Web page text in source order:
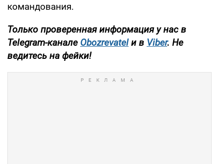
командования.
Только проверенная информация у нас в
Telegram-канале Obozrevatel и в Viber. Не
ведитесь на фейки!